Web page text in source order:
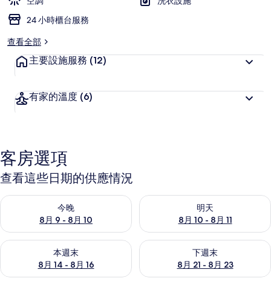
24 小時櫃台服務
查看全部
主要設施服務 (12)
有家的溫度 (6)
客房選項
查看這些日期的供應情況
今晚
8月 9 - 8月 10
查看今晚 (8月 9 - 8月 10) 的供應情況
明天
8月 10 - 8月 11
查看明天 (8月 10 - 8月 11) 的
本週末
8月 14 - 8月 16
查看本週末 (8月 14 - 8月 16) 的供應情況
下週末
8月 21 - 8月 23
查看下週末 (8月 21 - 8月 23)